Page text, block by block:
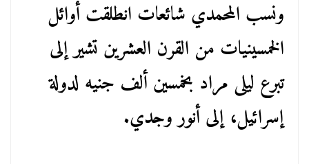
ونسب المحمدي شائعات انطلقت أوائل
الخمسينيات من القرن العشرين تشير إلى
تبرع ليلى مراد بخمسين ألف جنيه لدولة
إسرائيل، إلى أنور وجدي.